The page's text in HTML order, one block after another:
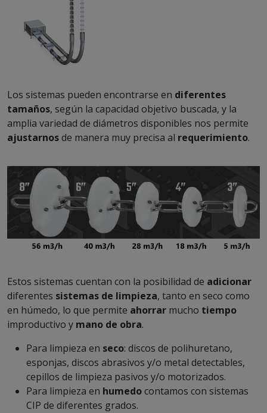
Los sistemas pueden encontrarse en diferentes
tamaños, según la capacidad objetivo buscada, y la
amplia variedad de diámetros disponibles nos permite
ajustarnosde manera muy precisa al requerimiento.
Estos sistemas cuentan con la posibilidad de adicionar
diferentes sistemas de limpieza, tanto en seco como
en húmedo, lo que permite ahorrar mucho tiempo
improductivo y mano de obra.
Para limpieza en seco: discos de polihuretano,
esponjas, discos abrasivos y/o metal detectables,
cepillos de limpieza pasivos y/o motorizados.
Para limpieza en humedocontamos con sistemas
CIP de diferentes grados.